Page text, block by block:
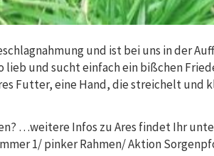
und ist bei uns in der
und sucht einfach ein bißchen
Futter, eine Hand, die streichelt und
…weitere Infos zu Ares findet Ihr
1/ pinker Rahmen/ Aktion